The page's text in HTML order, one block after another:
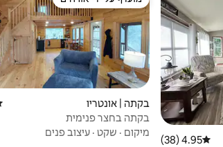
דירוג ממוצע של 4.95 מתוך 5, 38 ביקורות
4.95 (38)
מועדף על ידי אורחים
בקתה | אונטריו
בקתה בחצר פנימית
מיקום · שקט · עיצוב פנים